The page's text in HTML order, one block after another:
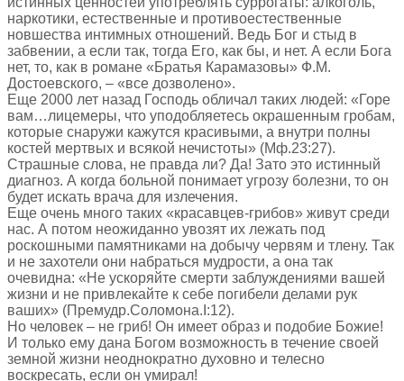
наркотики, естественные и противоестественные
новшества интимных отношений. Ведь Бог и стыд в
забвении, а если так, тогда Его, как бы, и нет. А если Бога
нет, то, как в романе «Братья Карамазовы» Ф.М.
Достоевского, – «все дозволено».
Еще 2000 лет назад Господь обличал таких людей: «Горе
вам…лицемеры, что уподобляетесь окрашенным гробам,
которые снаружи кажутся красивыми, а внутри полны
костей мертвых и всякой нечистоты» (Мф.23:27).
Страшные слова, не правда ли? Да! Зато это истинный
диагноз. А когда больной понимает угрозу болезни, то он
будет искать врача для излечения.
Еще очень много таких «красавцев-грибов» живут среди
нас. А потом неожиданно увозят их лежать под
роскошными памятниками на добычу червям и тлену. Так
и не захотели они набраться мудрости, а она так
очевидна: «Не ускоряйте смерти заблуждениями вашей
жизни и не привлекайте к себе погибели делами рук
ваших» (Премудр.Соломона.I:12).
Но человек – не гриб! Он имеет образ и подобие Божие!
И только ему дана Богом возможность в течение своей
земной жизни неоднократно духовно и телесно
воскресать, если он умирал!